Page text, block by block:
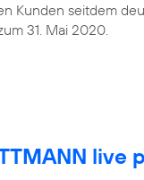
Kunden seitdem
31. Mai 2020.
live